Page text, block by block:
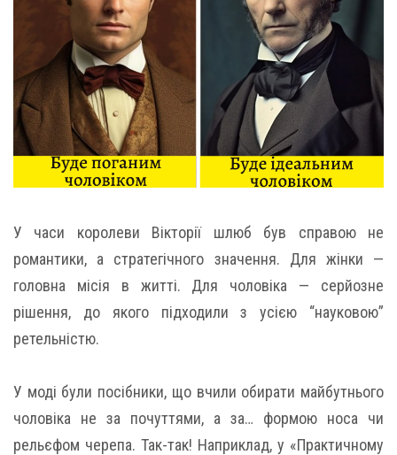
У часи королеви Вікторії шлюб був справою не
романтики, а стратегічного значення. Для жінки —
головна місія в житті. Для чоловіка — серйозне
рішення, до якого підходили з усією “науковою”
ретельністю.
У моді були посібники, що вчили обирати майбутнього
чоловіка не за почуттями, а за… формою носа чи
рельєфом черепа. Так-так! Наприклад, у «Практичному